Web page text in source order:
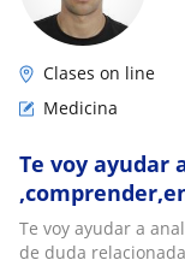
Clases on line
Medicina
Te voy ayudar
relacionada a
medicina
Te voy ayudar a
de duda